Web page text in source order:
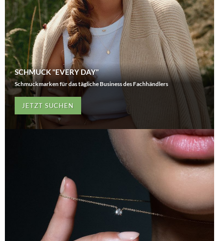
SCHMUCK "EVERY DAY"
Schmuckmarken für das tägliche Business des Fachhändlers
JETZT SUCHEN